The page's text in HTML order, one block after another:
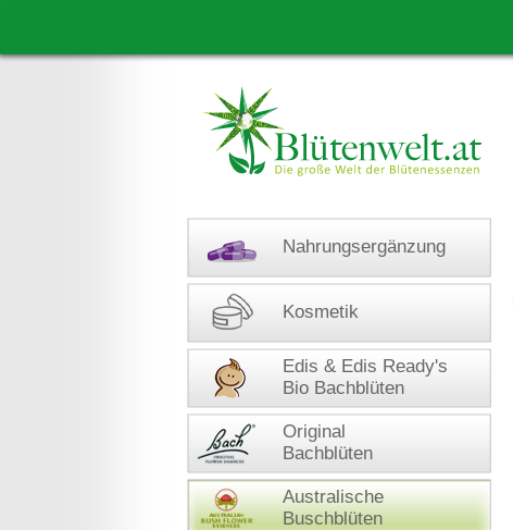
Nahrungsergänzung
Kosmetik
Edis & Edis Ready's
Bio Bachblüten
Original
Bachblüten
Australische
Buschblüten